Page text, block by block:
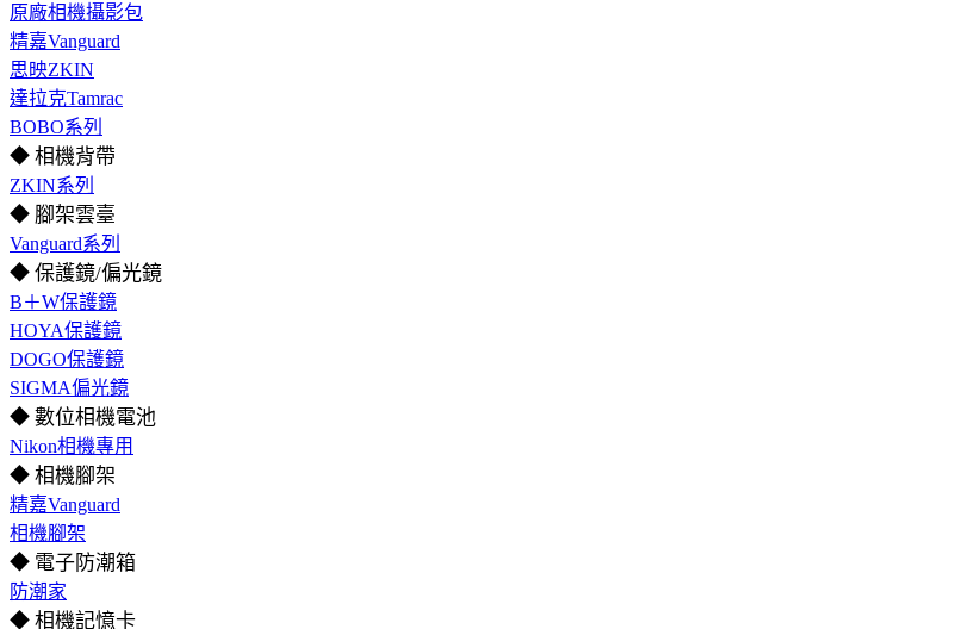
原廠相機攝影包
精嘉Vanguard
思映ZKIN
達拉克Tamrac
BOBO系列
◆ 相機背帶
ZKIN系列
◆ 腳架雲臺
Vanguard系列
◆ 保護鏡/偏光鏡
B＋W保護鏡
HOYA保護鏡
DOGO保護鏡
SIGMA偏光鏡
◆ 數位相機電池
Nikon相機專用
◆ 相機腳架
精嘉Vanguard
相機腳架
◆ 電子防潮箱
防潮家
◆ 相機記憶卡